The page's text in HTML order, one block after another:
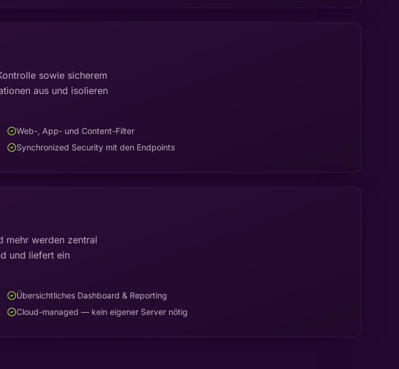
sowie sicherem
aus und isolieren
Web-, App- und Content-Filter
Synchronized Security mit den Endpoints
mehr werden zentral
und liefert ein
Übersichtliches Dashboard & Reporting
Cloud-managed — kein eigener Server nötig